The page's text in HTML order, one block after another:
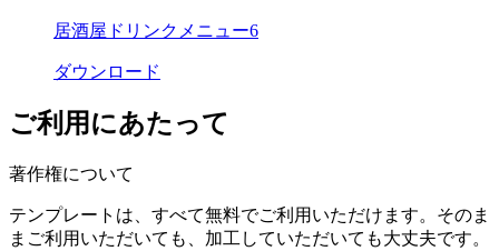
居酒屋ドリンクメニュー6
ダウンロード
ご利用にあたって
著作権について
テンプレートは、すべて無料でご利用いただけます。そのま
まご利用いただいても、加工していただいても大丈夫です。